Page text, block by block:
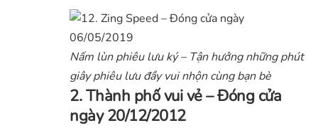
Nấm lùn phiêu lưu ký – Tận hưởng những phút
giây phiêu lưu đầy vui nhộn cùng bạn bè
2. Thành phố vui vẻ – Đóng cửa
ngày 20/12/2012